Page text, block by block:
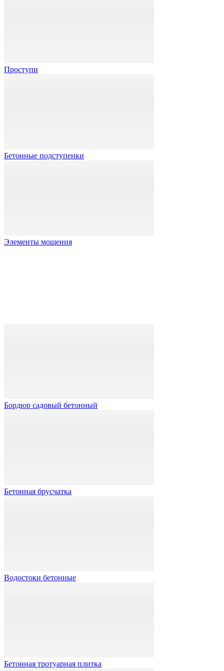
Проступи
Бетонные подступенки
Элементы мощения
Бордюр садовый бетонный
Бетонная брусчатка
Водостоки бетонные
Бетонная тротуарная плитка